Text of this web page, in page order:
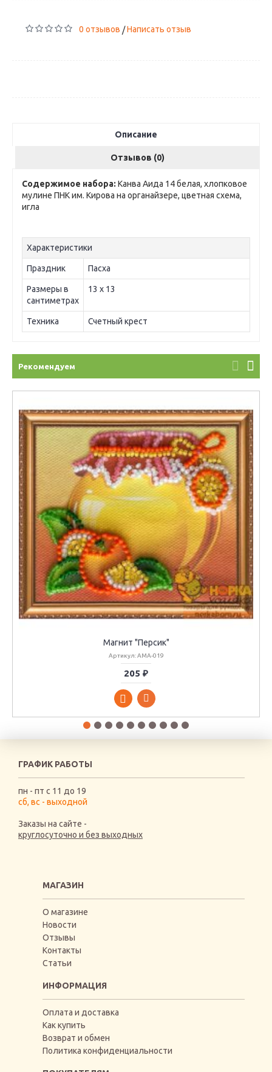
0 отзывов /Написать отзыв
Описание
Отзывов (0)
Содержимое набора: Канва Аида 14 белая, хлопковое
мулине ПНК им. Кирова на органайзере, цветная схема,
игла
Характеристики
Праздник Пасха
Размеры в
сантиметрах
13 х 13
Техника Счетный крест
Рекомендуем
Магнит "Персик"
Артикул: АМА-019
205 ₽
ГРАФИК РАБОТЫ
пн - пт с 11 до 19
сб, вс - выходной
Заказы на сайте -
круглосуточно и без выходных
МАГАЗИН
О магазине
Новости
Отзывы
Контакты
Статьи
ИНФОРМАЦИЯ
Оплата и доставка
Как купить
Возврат и обмен
Политика конфиденциальности